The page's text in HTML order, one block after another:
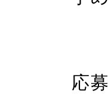
応